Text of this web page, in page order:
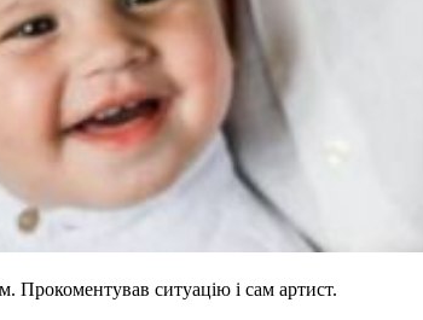
Прокоментував ситуацію і сам артист.